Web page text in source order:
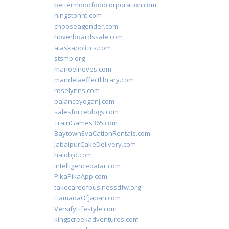
bettermoodfoodcorporation.com
hingstonnt.com
chooseagender.com
hoverboardssale.com
alaskapolitics.com
stsmp.org
manoelneves.com
mandelaeffectlibrary.com
roselynns.com
balanceyoganj.com
salesforceblogs.com
TrainGames365.com
BaytownEvaCationRentals.com
JabalpurCakeDelivery.com
halobjd.com
intelligenceqatar.com
PikaPikaApp.com
takecareofbusinessdfw.org
HamadaOfJapan.com
VersifyLifestyle.com
kingscreekadventures.com